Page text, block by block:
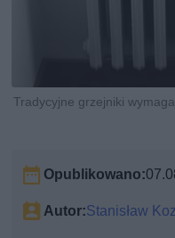
Tradycyjne grzejniki
Opublikowano:
Autor:Stanisław